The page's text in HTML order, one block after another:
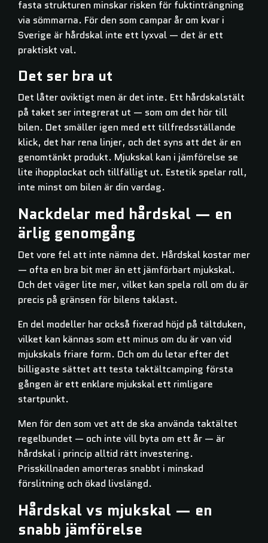
fasta strukturen minskar risken för fuktinträngning
via sömmarna. För den som campar år om kvar i
Sverige är hårdskal inte ett lyxval — det är ett
praktiskt val.
Det ser bra ut
Det låter oviktigt men är det inte. Ett hårdskalstält
på taket ser integrerat ut — som om det hör till
bilen. Det smäller igen med ett tillfredsställande
klick, det har rena linjer, och det syns att det är en
genomtänkt produkt. Mjukskal kan i jämförelse se
lite ihopplockat och tillfälligt ut. Estetik spelar roll,
inte minst om bilen är din vardag.
Nackdelar med hårdskal — en
ärlig genomgång
Det vore fel att inte nämna det. Hårdskal kostar mer
— ofta en bra bit mer än ett jämförbart mjukskal.
Och det väger lite mer, vilket kan spela roll om du är
precis på gränsen för bilens taklast.
En del modeller har också fixerad höjd på tältduken,
vilket kan kännas som ett minus om du är van vid
mjukskals friare form. Och om du letar efter det
billigaste sättet att testa taktältcamping första
gången är ett enklare mjukskal ett rimligare
startpunkt.
Men för den som vet att de ska använda taktältet
regelbundet — och inte vill byta om ett år — är
hårdskal i princip alltid rätt investering.
Prisskillnaden amorteras snabbt i minskad
förslitning och ökad livslängd.
Hårdskal vs mjukskal — en
snabb jämförelse